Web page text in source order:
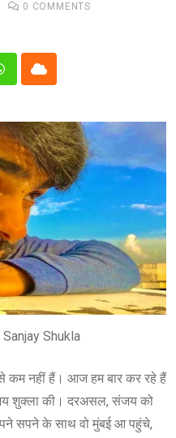
0 COMMENTS
Cloud
Shukla
से कम नहीं हैं। आज हम बार कर रहे हैं
शुक्ला की। दरअसल, संजय को
सपने के साथ वो मुंबई आ पहुंचे,